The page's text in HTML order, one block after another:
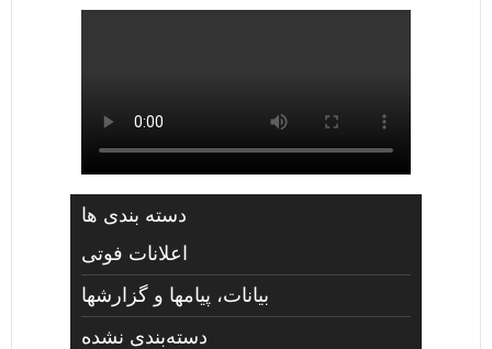
دسته بندی ها
اعلانات فوتی
بیانات، پیامها و گزارشها
دسته‌بندی نشده